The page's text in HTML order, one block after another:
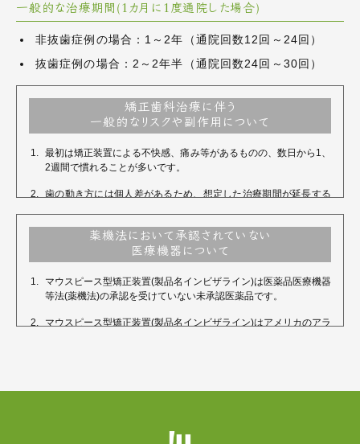
一般的な治療期間(1カ月に1度通院した場合)
非抜歯症例の場合：1～2年（通院回数12回～24回）
抜歯症例の場合：2～2年半（通院回数24回～30回）
矯正歯科治療に伴う
一般的なリスクや副作用について
最初は矯正装置による不快感、痛み等があるものの、数日から1、
2週間で慣れることが多いです。
歯の動き方には個人差があるため、想定した治療期間が延長する
装置の使用状況、顎間ゴムの使用状況、定期的な通院等、矯正治
療は患者さんの努力が必要となります。それらが治療結果や治療
期間に影響します。
治療中は、装置が付くため歯が磨きにくくなります。むし歯や歯
周病のリスクが高まるため、丁寧なブラッシングや、定期的なメ
ンテナンスが重要になります。また、歯が動くと隠れていたむし
薬機法において承認されていない
医療機器について
マウスピース型矯正装置(製品名インビザライン)は医薬品医療機器
等法(薬機法)の承認を受けていない未承認医薬品です。
マウスピース型矯正装置(製品名インビザライン)はアメリカのアラ
法)の承認を受けているものは複数存在します。
FDA(米国食品医薬品局)により医療機器として認証を受けていま